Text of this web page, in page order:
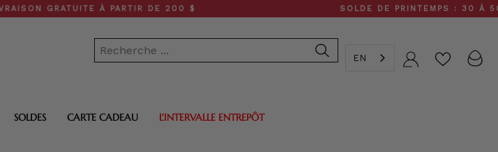
À PARTIR DE 200 $ SOLDE DE PRINTEMPS : 30 À 50 % DE
EN Compte
SOLDES CARTE CADEAU L'INTERVALLE ENTREPÔT